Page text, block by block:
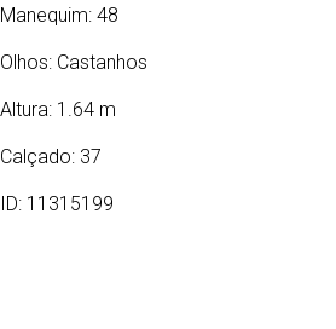
Manequim: 48
Olhos: Castanhos
Altura: 1.64 m
Calçado: 37
ID: 11315199